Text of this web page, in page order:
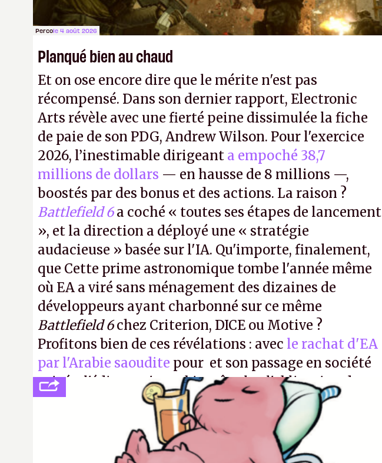
Percole 4 août 2026
Planqué bien au chaud
Et on ose encore dire que le mérite n'est pas
récompensé. Dans son dernier rapport, Electronic
Arts révèle avec une fierté peine dissimulée la fiche
de paie de son PDG, Andrew Wilson. Pour l'exercice
2026, l’inestimable dirigeant a empoché 38,7
millions de dollars — en hausse de 8 millions —,
boostés par des bonus et des actions. La raison ?
Battlefield 6a coché « toutes ses étapes de lancement
», et la direction a déployé une « stratégie
audacieuse » basée sur l'IA. Qu'importe, finalement,
que Cette prime astronomique tombe l'année même
où EA a viré sans ménagement des dizaines de
développeurs ayant charbonné sur ce même
Battlefield 6chez Criterion, DICE ou Motive ?
Profitons bien de ces révélations : avec le rachat d'EA
par l'Arabie saoudite pour et son passage en société
privée, l'éditeur n'aura bientôt plus l'obligation de
publier ses bilans. Encore une victoire pour la